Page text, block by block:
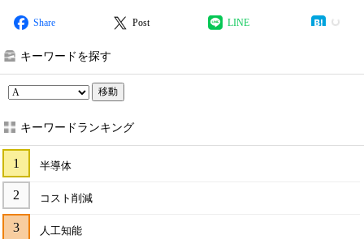
Share Post LINE
キーワードを探す
移動
キーワードランキング
半導体
コスト削減
人工知能